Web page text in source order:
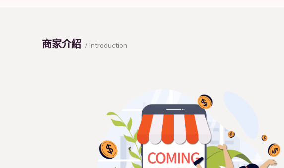
商家介紹 / Introduction